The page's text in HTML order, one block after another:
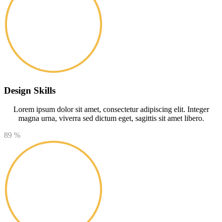
Design Skills
Lorem ipsum dolor sit amet, consectetur adipiscing elit. Integer
magna urna, viverra sed dictum eget, sagittis sit amet libero.
89 %